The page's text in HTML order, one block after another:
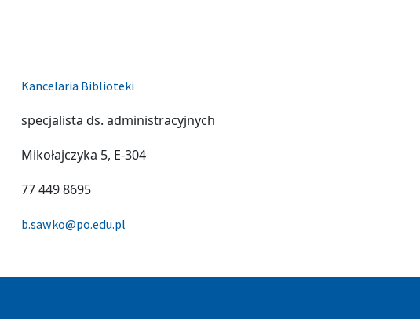
Kancelaria Biblioteki
specjalista ds. administracyjnych
Mikołajczyka 5, E-304
77 449 8695
b.sawko@po.edu.pl